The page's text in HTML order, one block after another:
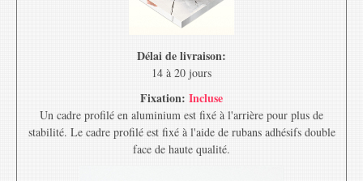
Délai de livraison:
14 à 20 jours
Fixation: Incluse
Un cadre profilé en aluminium est fixé à l'arrière pour plus de
stabilité. Le cadre profilé est fixé à l'aide de rubans adhésifs double
face de haute qualité.